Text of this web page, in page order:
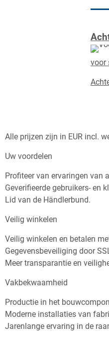
voor
Alle prijzen zijn in EUR incl.
Uw voordelen
Profiteer van ervaringen van
Geverifieerde gebruikers- en
Lid van de Händlerbund.
Veilig winkelen
Veilig winkelen en betalen
Gegevensbeveiliging door
Meer transparantie en
Vakbekwaamheid
Productie in het
Moderne installaties van
Jarenlange ervaring in de